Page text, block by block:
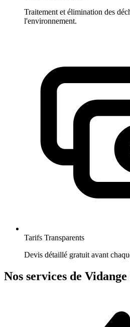
Traitement et élimination des
l'environnement.
Tarifs Transparents
Devis détaillé gratuit avant
Nos services de Vidange